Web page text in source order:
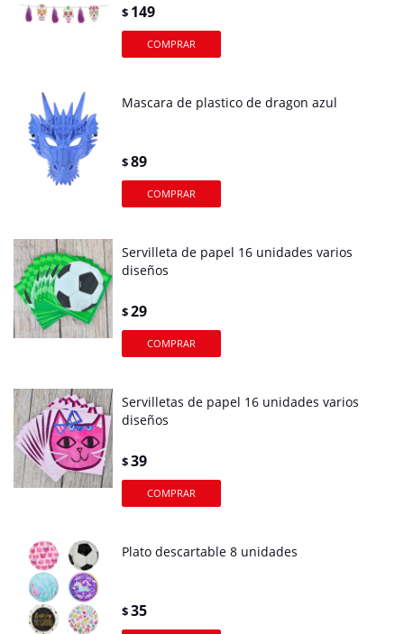
$ 149
Mascara de plastico de dragon azul
$89
Servilleta de papel 16 unidades varios
diseños
$29
Servilletas de papel 16 unidades varios
diseños
$39
Plato descartable 8 unidades
$35